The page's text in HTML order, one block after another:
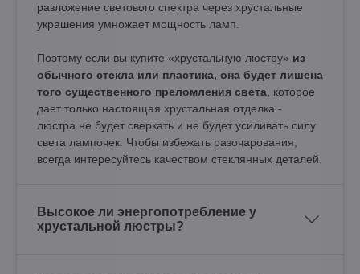
разложение светового спектра через хрустальные
украшения умножает мощность ламп.
Поэтому если вы купите «хрустальную люстру» из
обычного стекла или пластика, она будет лишена
того существенного преломления света, которое
дает только настоящая хрустальная отделка -
люстра не будет сверкать и не будет усиливать силу
света лампочек. Чтобы избежать разочарования,
всегда интересуйтесь качеством стеклянных деталей.
Высокое ли энергопотребление у
хрустальной люстры?